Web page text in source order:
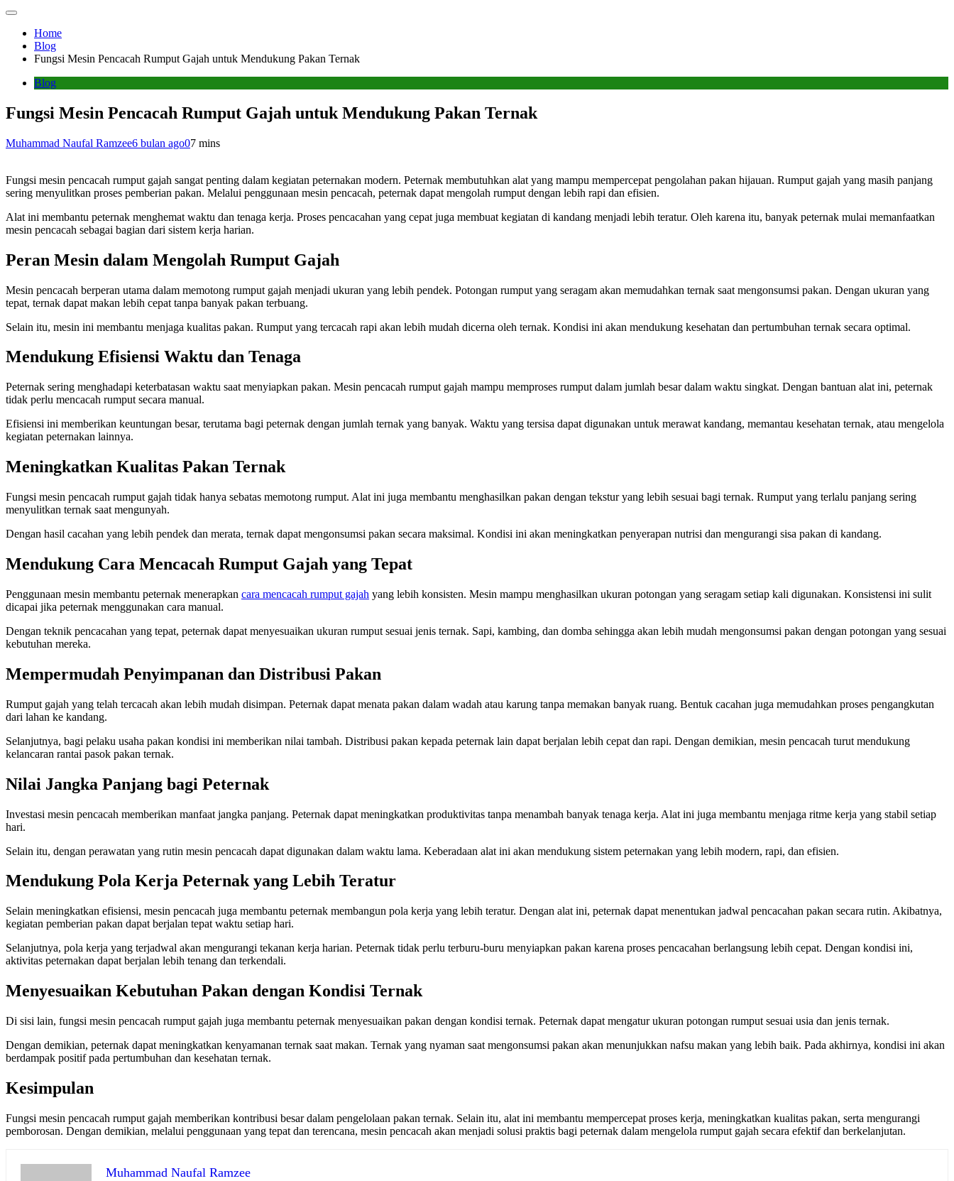
Home
Blog
Fungsi Mesin Pencacah Rumput Gajah untuk Mendukung Pakan Ternak
Blog
Fungsi Mesin Pencacah Rumput Gajah untuk Mendukung Pakan Ternak
Muhammad Naufal Ramzee6 bulan ago07 mins
Fungsi mesin pencacah rumput gajah sangat penting dalam kegiatan peternakan modern. Peternak membutuhkan alat yang mampu mempercepat pengolahan pakan hijauan. Rumput gajah yang masih panjang
sering menyulitkan proses pemberian pakan. Melalui penggunaan mesin pencacah, peternak dapat mengolah rumput dengan lebih rapi dan efisien.
Alat ini membantu peternak menghemat waktu dan tenaga kerja. Proses pencacahan yang cepat juga membuat kegiatan di kandang menjadi lebih teratur. Oleh karena itu, banyak peternak mulai memanfaatkan
mesin pencacah sebagai bagian dari sistem kerja harian.
Peran Mesin dalam Mengolah Rumput Gajah
Mesin pencacah berperan utama dalam memotong rumput gajah menjadi ukuran yang lebih pendek. Potongan rumput yang seragam akan memudahkan ternak saat mengonsumsi pakan. Dengan ukuran yang
tepat, ternak dapat makan lebih cepat tanpa banyak pakan terbuang.
Selain itu, mesin ini membantu menjaga kualitas pakan. Rumput yang tercacah rapi akan lebih mudah dicerna oleh ternak. Kondisi ini akan mendukung kesehatan dan pertumbuhan ternak secara optimal.
Mendukung Efisiensi Waktu dan Tenaga
Peternak sering menghadapi keterbatasan waktu saat menyiapkan pakan. Mesin pencacah rumput gajah mampu memproses rumput dalam jumlah besar dalam waktu singkat. Dengan bantuan alat ini, peternak
tidak perlu mencacah rumput secara manual.
Efisiensi ini memberikan keuntungan besar, terutama bagi peternak dengan jumlah ternak yang banyak. Waktu yang tersisa dapat digunakan untuk merawat kandang, memantau kesehatan ternak, atau mengelola
kegiatan peternakan lainnya.
Meningkatkan Kualitas Pakan Ternak
Fungsi mesin pencacah rumput gajah tidak hanya sebatas memotong rumput. Alat ini juga membantu menghasilkan pakan dengan tekstur yang lebih sesuai bagi ternak. Rumput yang terlalu panjang sering
menyulitkan ternak saat mengunyah.
Dengan hasil cacahan yang lebih pendek dan merata, ternak dapat mengonsumsi pakan secara maksimal. Kondisi ini akan meningkatkan penyerapan nutrisi dan mengurangi sisa pakan di kandang.
Mendukung Cara Mencacah Rumput Gajah yang Tepat
Penggunaan mesin membantu peternak menerapkan cara mencacah rumput gajah yang lebih konsisten. Mesin mampu menghasilkan ukuran potongan yang seragam setiap kali digunakan. Konsistensi ini sulit
dicapai jika peternak menggunakan cara manual.
Dengan teknik pencacahan yang tepat, peternak dapat menyesuaikan ukuran rumput sesuai jenis ternak. Sapi, kambing, dan domba sehingga akan lebih mudah mengonsumsi pakan dengan potongan yang sesuai
kebutuhan mereka.
Mempermudah Penyimpanan dan Distribusi Pakan
Rumput gajah yang telah tercacah akan lebih mudah disimpan. Peternak dapat menata pakan dalam wadah atau karung tanpa memakan banyak ruang. Bentuk cacahan juga memudahkan proses pengangkutan
dari lahan ke kandang.
Selanjutnya, bagi pelaku usaha pakan kondisi ini memberikan nilai tambah. Distribusi pakan kepada peternak lain dapat berjalan lebih cepat dan rapi. Dengan demikian, mesin pencacah turut mendukung
kelancaran rantai pasok pakan ternak.
Nilai Jangka Panjang bagi Peternak
Investasi mesin pencacah memberikan manfaat jangka panjang. Peternak dapat meningkatkan produktivitas tanpa menambah banyak tenaga kerja. Alat ini juga membantu menjaga ritme kerja yang stabil setiap
hari.
Selain itu, dengan perawatan yang rutin mesin pencacah dapat digunakan dalam waktu lama. Keberadaan alat ini akan mendukung sistem peternakan yang lebih modern, rapi, dan efisien.
Mendukung Pola Kerja Peternak yang Lebih Teratur
Selain meningkatkan efisiensi, mesin pencacah juga membantu peternak membangun pola kerja yang lebih teratur. Dengan alat ini, peternak dapat menentukan jadwal pencacahan pakan secara rutin. Akibatnya,
kegiatan pemberian pakan dapat berjalan tepat waktu setiap hari.
Selanjutnya, pola kerja yang terjadwal akan mengurangi tekanan kerja harian. Peternak tidak perlu terburu-buru menyiapkan pakan karena proses pencacahan berlangsung lebih cepat. Dengan kondisi ini,
aktivitas peternakan dapat berjalan lebih tenang dan terkendali.
Menyesuaikan Kebutuhan Pakan dengan Kondisi Ternak
Di sisi lain, fungsi mesin pencacah rumput gajah juga membantu peternak menyesuaikan pakan dengan kondisi ternak. Peternak dapat mengatur ukuran potongan rumput sesuai usia dan jenis ternak.
Dengan demikian, peternak dapat meningkatkan kenyamanan ternak saat makan. Ternak yang nyaman saat mengonsumsi pakan akan menunjukkan nafsu makan yang lebih baik. Pada akhirnya, kondisi ini akan
berdampak positif pada pertumbuhan dan kesehatan ternak.
Kesimpulan
Fungsi mesin pencacah rumput gajah memberikan kontribusi besar dalam pengelolaan pakan ternak. Selain itu, alat ini membantu mempercepat proses kerja, meningkatkan kualitas pakan, serta mengurangi
pemborosan. Dengan demikian, melalui penggunaan yang tepat dan terencana, mesin pencacah akan menjadi solusi praktis bagi peternak dalam mengelola rumput gajah secara efektif dan berkelanjutan.
Muhammad Naufal Ramzee